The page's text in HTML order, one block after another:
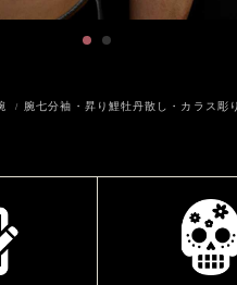
腕七分袖・昇り鯉牡丹散し・カラス彫